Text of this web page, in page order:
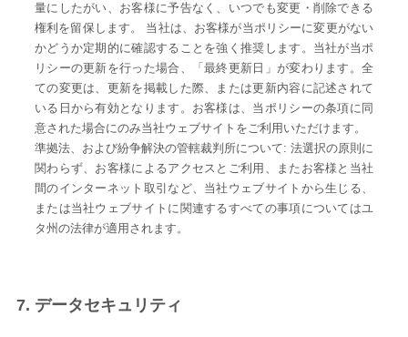
量にしたがい、お客様に予告なく、いつでも変更・削除できる
権利を留保します。 当社は、お客様が当ポリシーに変更がない
かどうか定期的に確認することを強く推奨します。当社が当ポ
リシーの更新を行った場合、「最終更新日」が変わります。全
ての変更は、更新を掲載した際、または更新内容に記述されて
いる日から有効となります。お客様は、当ポリシーの条項に同
意された場合にのみ当社ウェブサイトをご利用いただけます。
準拠法、および紛争解決の管轄裁判所について: 法選択の原則に
関わらず、お客様によるアクセスとご利用、またお客様と当社
間のインターネット取引など、当社ウェブサイトから生じる、
または当社ウェブサイトに関連するすべての事項についてはユ
タ州の法律が適用されます。
7. データセキュリティ